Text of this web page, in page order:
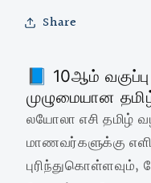
10ஆம்
Share
📘 10ஆம்
முழுமையான
லயோலா எசி தமிழ்
மாணவர்களுக்கு